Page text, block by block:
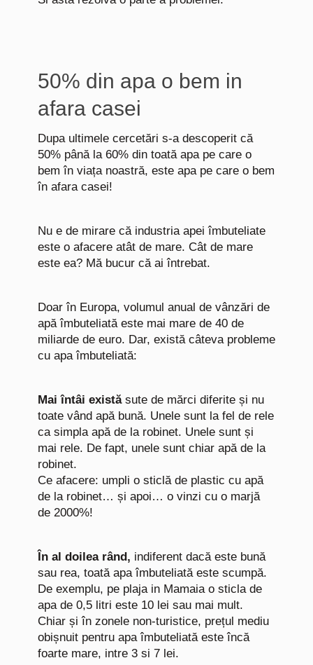
50% din apa o bem in
afara casei
Dupa ultimele cercetări s-a descoperit că
50% până la 60% din toată apa pe care o
bem în viața noastră, este apa pe care o bem
în afara casei!
Nu e de mirare că industria apei îmbuteliate
este o afacere atât de mare. Cât de mare
este ea? Mă bucur că ai întrebat.
Doar în Europa, volumul anual de vânzări de
apă îmbuteliată este mai mare de 40 de
miliarde de euro. Dar, există câteva probleme
cu apa îmbuteliată:
Mai întâi existăsute de mărci diferite și nu
toate vând apă bună. Unele sunt la fel de rele
ca simpla apă de la robinet. Unele sunt și
mai rele. De fapt, unele sunt chiar apă de la
robinet.
Ce afacere: umpli o sticlă de plastic cu apă
de la robinet… și apoi… o vinzi cu o marjă
de 2000%!
În al doilea rând, indiferent dacă este bună
sau rea, toată apa îmbuteliată este scumpă.
De exemplu, pe plaja in Mamaia o sticla de
apa de 0,5 litri este 10 lei sau mai mult.
Chiar și în zonele non-turistice, prețul mediu
obișnuit pentru apa îmbuteliată este încă
foarte mare, intre 3 si 7 lei.